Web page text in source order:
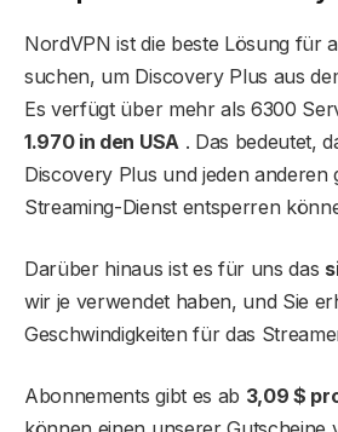
NordVPN ist die beste Lösung für
suchen, um Discovery Plus aus
Es verfügt über mehr als 6300
1.970 in den USA . Das bedeutet,
Discovery Plus und jeden anderen
Streaming-Dienst entsperren
Darüber hinaus ist es für uns das
wir je verwendet haben, und Sie
Geschwindigkeiten für das
Abonnements gibt es ab 3,09 $